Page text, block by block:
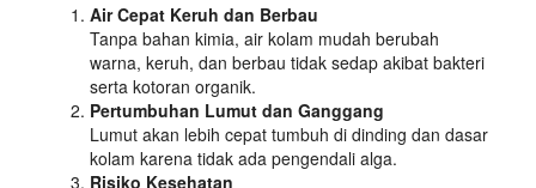
Air Cepat Keruh dan Berbau
Tanpa bahan kimia, air kolam mudah berubah
warna, keruh, dan berbau tidak sedap akibat bakteri
serta kotoran organik.
Pertumbuhan Lumut dan Ganggang
Lumut akan lebih cepat tumbuh di dinding dan dasar
kolam karena tidak ada pengendali alga.
Risiko Kesehatan